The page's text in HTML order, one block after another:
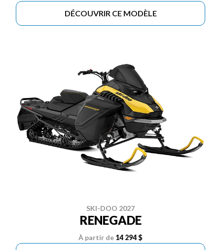
DÉCOUVRIR CE MODÈLE
SKI-DOO 2027
RENEGADE
À partir de 14 294 $